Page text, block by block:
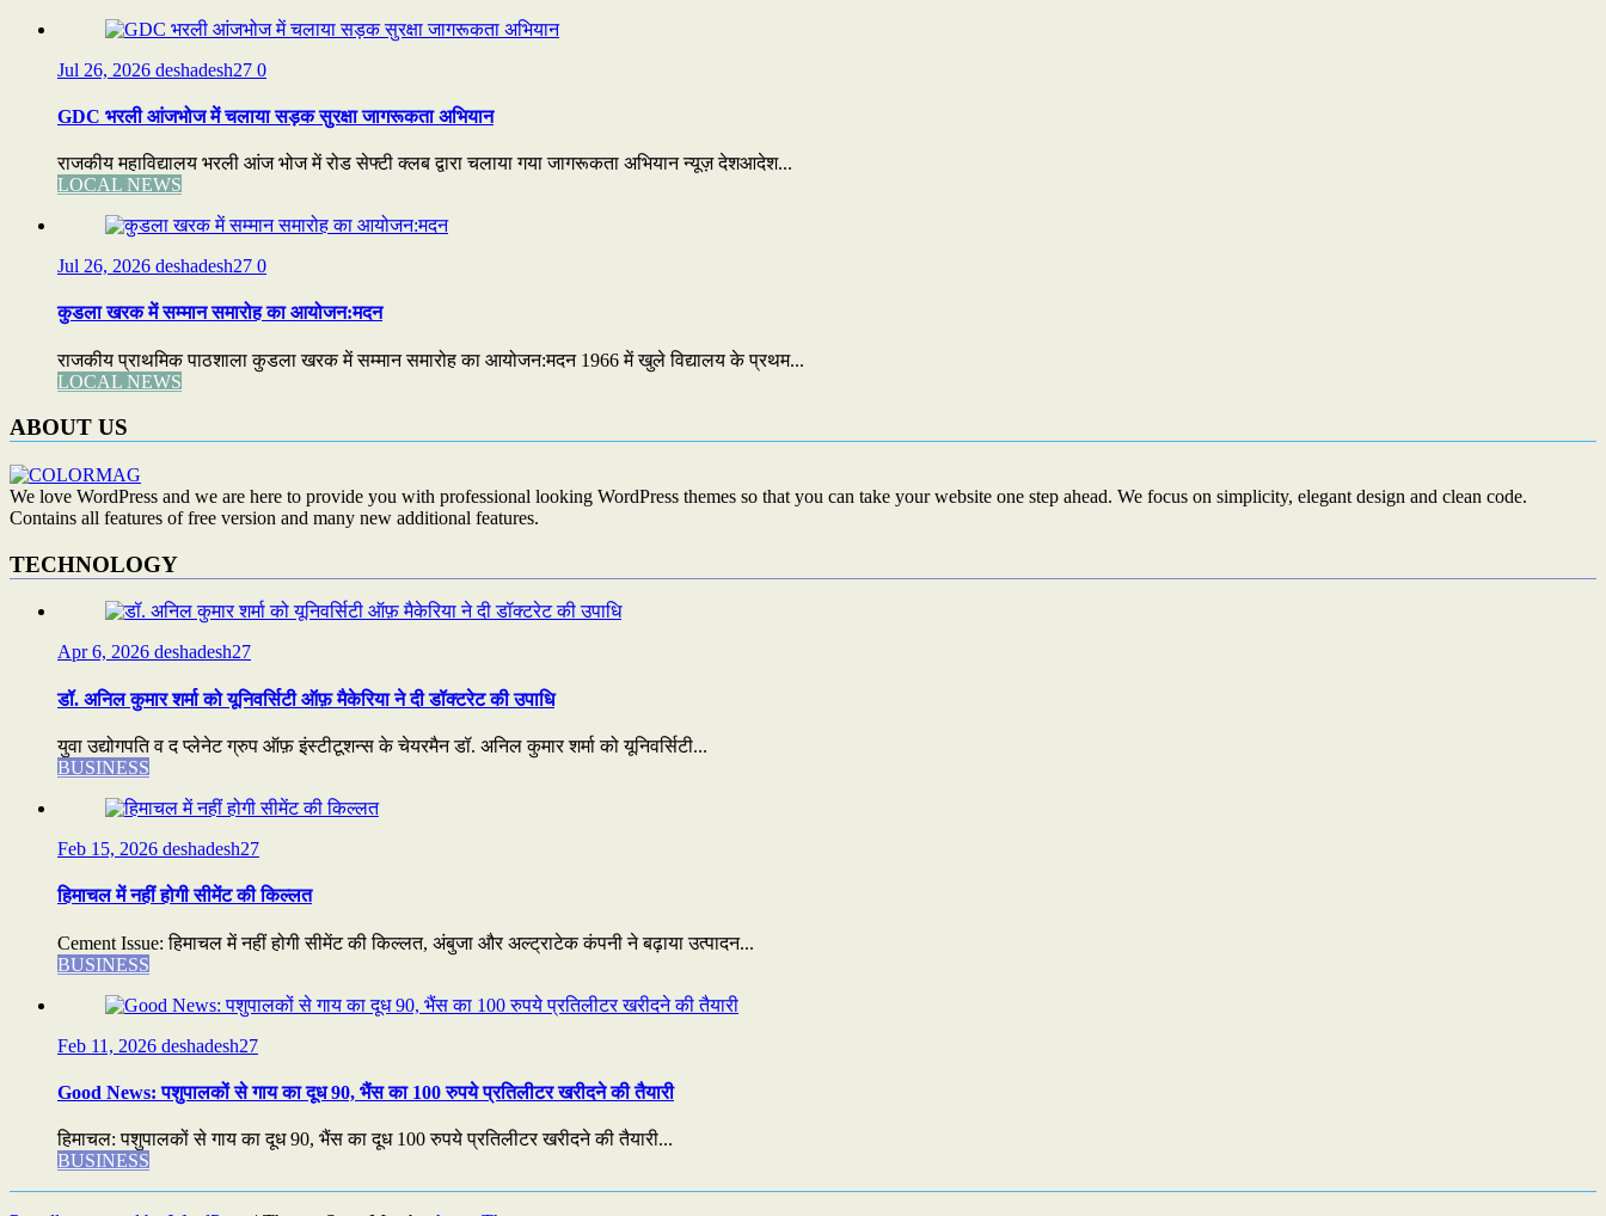
Jul 26, 2026 deshadesh27 0
GDC भरली आंजभोज में चलाया सड़क सुरक्षा जागरूकता अभियान
राजकीय महाविद्यालय भरली आंज भोज में रोड सेफ्टी क्लब द्वारा चलाया गया जागरूकता अभियान न्यूज़ देशआदेश...
LOCAL NEWS
Jul 26, 2026 deshadesh27 0
कुडला खरक में सम्मान समारोह का आयोजन:मदन
राजकीय प्राथमिक पाठशाला कुडला खरक में सम्मान समारोह का आयोजन:मदन 1966 में खुले विद्यालय के प्रथम...
LOCAL NEWS
ABOUT US
We love WordPress and we are here to provide you with professional looking WordPress themes so that you can take your website one step ahead. We focus on simplicity, elegant design and clean code.
Contains all features of free version and many new additional features.
TECHNOLOGY
Apr 6, 2026 deshadesh27
डॉ. अनिल कुमार शर्मा को यूनिवर्सिटी ऑफ़ मैकेरिया ने दी डॉक्टरेट की उपाधि
युवा उद्योगपति व द प्लेनेट ग्रुप ऑफ़ इंस्टीटूशन्स के चेयरमैन डॉ. अनिल कुमार शर्मा को यूनिवर्सिटी...
BUSINESS
Feb 15, 2026 deshadesh27
हिमाचल में नहीं होगी सीमेंट की किल्लत
Cement Issue: हिमाचल में नहीं होगी सीमेंट की किल्लत, अंबुजा और अल्ट्राटेक कंपनी ने बढ़ाया उत्पादन...
BUSINESS
Feb 11, 2026 deshadesh27
Good News: पशुपालकों से गाय का दूध 90, भैंस का 100 रुपये प्रतिलीटर खरीदने की तैयारी
हिमाचल: पशुपालकों से गाय का दूध 90, भैंस का दूध 100 रुपये प्रतिलीटर खरीदने की तैयारी...
BUSINESS